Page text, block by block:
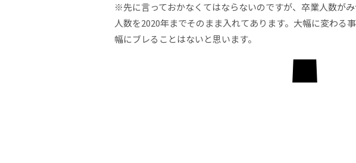
※先に言っておかなくてはならないのですが、卒業人数が
人数を2020年までそのまま入れてあります。大幅に変わる
幅にブレることはないと思います。